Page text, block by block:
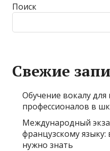
Поиск
Свежие
Обучение вокалу
профессионалов в
Международный
французскому языку:
нужно знать